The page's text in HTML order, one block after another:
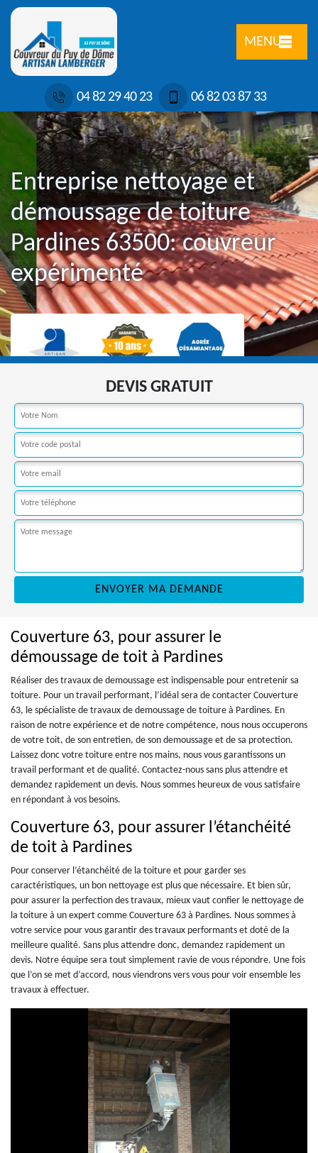
MENU
04 82 29 40 23 06 82 03 87 33
Entreprise nettoyage et
démoussage de toiture
Pardines 63500: couvreur
expérimenté
DEVIS GRATUIT
Couverture 63, pour assurer le
démoussage de toit à Pardines
Réaliser des travaux de demoussage est indispensable pour entretenir sa
toiture. Pour un travail performant, l’idéal sera de contacter Couverture
63, le spécialiste de travaux de demoussage de toiture à Pardines. En
raison de notre expérience et de notre compétence, nous nous occuperons
de votre toit, de son entretien, de son demoussage et de sa protection.
Laissez donc votre toiture entre nos mains, nous vous garantissons un
travail performant et de qualité. Contactez-nous sans plus attendre et
demandez rapidement un devis. Nous sommes heureux de vous satisfaire
en répondant à vos besoins.
Couverture 63, pour assurer l’étanchéité
de toit à Pardines
Pour conserver l’étanchéité de la toiture et pour garder ses
caractéristiques, un bon nettoyage est plus que nécessaire. Et bien sûr,
pour assurer la perfection des travaux, mieux vaut confier le nettoyage de
la toiture à un expert comme Couverture 63 à Pardines. Nous sommes à
votre service pour vous garantir des travaux performants et doté de la
meilleure qualité. Sans plus attendre donc, demandez rapidement un
devis. Notre équipe sera tout simplement ravie de vous répondre. Une fois
que l’on se met d’accord, nous viendrons vers vous pour voir ensemble les
travaux à effectuer.